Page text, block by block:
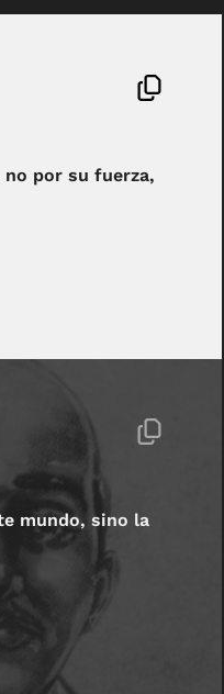
no por su fuerza,
mundo, sino la